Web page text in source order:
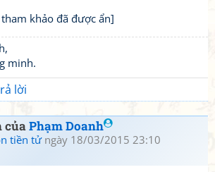
khảo đã được ẩn]
minh.
lời
củaPhạm Doanh
tiền tửngày 18/03/2015 23:10